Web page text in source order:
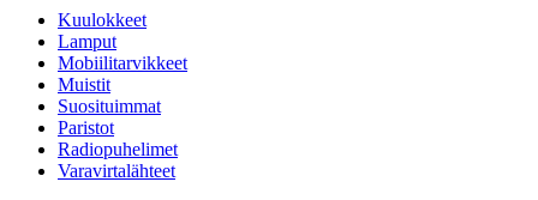
Kuulokkeet
Lamput
Mobiilitarvikkeet
Muistit
Suosituimmat
Paristot
Radiopuhelimet
Varavirtalähteet